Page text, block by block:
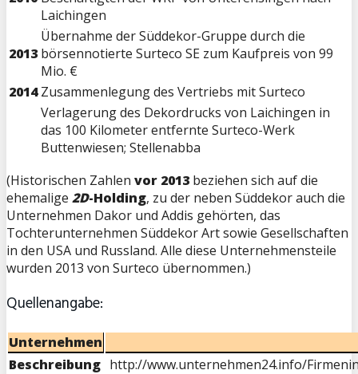
Laichingen
2013
Übernahme der Süddekor-Gruppe durch die
börsennotierte Surteco SE zum Kaufpreis von 99
Mio. €
2014 Zusammenlegung des Vertriebs mit Surteco
Verlagerung des Dekordrucks von Laichingen in
das 100 Kilometer entfernte Surteco-Werk
Buttenwiesen; Stellenabba
(Historischen Zahlen vor 2013 beziehen sich auf die
ehemalige 2D-Holding, zu der neben Süddekor auch die
Unternehmen Dakor und Addis gehörten, das
Tochterunternehmen Süddekor Art sowie Gesellschaften
in den USA und Russland. Alle diese Unternehmensteile
wurden 2013 von Surteco übernommen.)
Quellenangabe:
Unternehmen
Beschreibung http://www.unternehmen24.info/